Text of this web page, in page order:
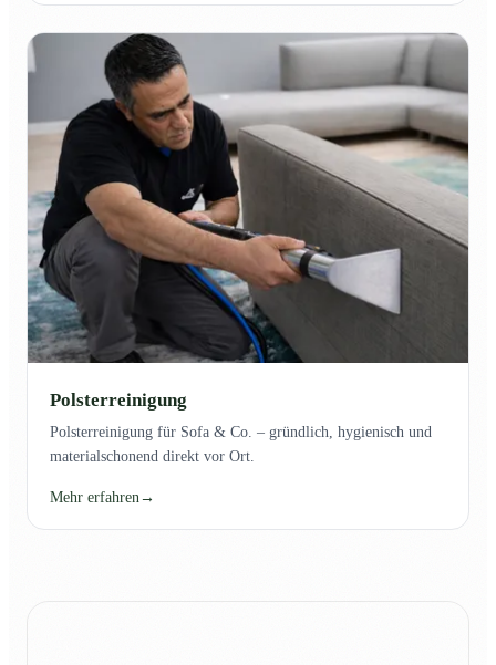
Polsterreinigung
Polsterreinigung für Sofa & Co. – gründlich, hygienisch und
materialschonend direkt vor Ort.
Mehr erfahren→